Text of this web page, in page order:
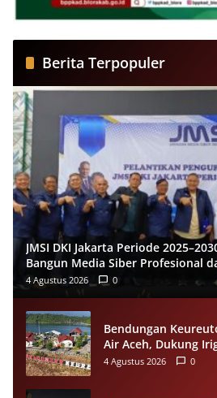
Berita Terpopuler
JMSI DKI Jakarta Periode
Bangun Media Siber Profesional
4 Agustus 2026 0
Bendungan
Air Aceh, Dukung
saat Musim Kemarau
4 Agustus 2026 0